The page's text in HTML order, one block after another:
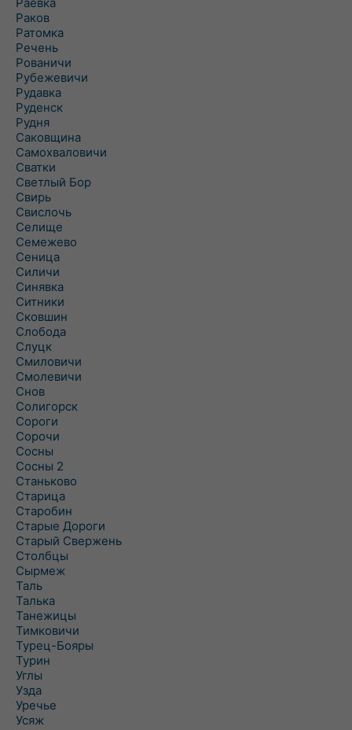
Раков
Ратомка
Речень
Рованичи
Рубежевичи
Рудавка
Руденск
Рудня
Саковщина
Самохваловичи
Сватки
Светлый Бор
Свирь
Свислочь
Селище
Семежево
Сеница
Силичи
Синявка
Ситники
Сковшин
Слобода
Слуцк
Смиловичи
Смолевичи
Снов
Солигорск
Сороги
Сорочи
Сосны
Сосны 2
Станьково
Старица
Старобин
Старые Дороги
Старый Свержень
Столбцы
Сырмеж
Таль
Талька
Танежицы
Тимковичи
Турец-Бояры
Турин
Углы
Узда
Уречье
Усяж